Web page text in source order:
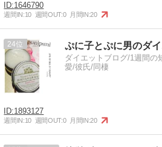
1646790
週間IN:10 週間OUT:0 月間IN:20
24 ぷに子とぷに男のダ
ダイエットブログ/1週間
愛/彼氏/同棲
1893127
週間IN:10 週間OUT:0 月間IN:20